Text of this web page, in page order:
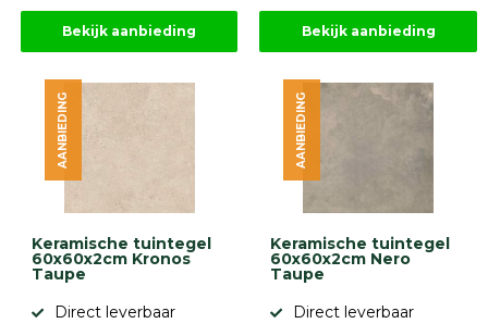
Bekijk aanbieding Bekijk aanbieding
Keramische tuintegel
60x60x2cm Kronos
Taupe
Direct leverbaar
AANBIEDING
Keramische tuintegel
60x60x2cm Nero
Taupe
Direct leverbaar
AANBIEDING